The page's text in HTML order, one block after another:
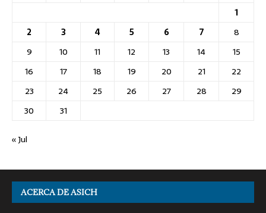
1
2
3 4 5 6 7
8
9
10 11 12 13 14
15
16
17 18 19 20 21
22
23
24 25 26 27 28
29
30
31
« Jul
ACERCA DE ASICH